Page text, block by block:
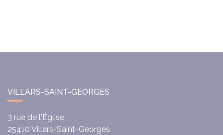
VILLARS-SAINT-GEORGES
3 rue de l'Église
25410 Villars-Saint-Georges